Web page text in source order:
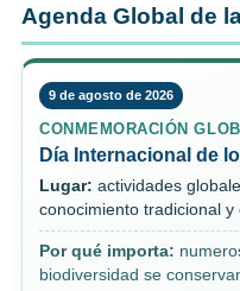
Agenda Global de
9 de agosto de 2026
CONMEMORACIÓN
Día Internacional de
Lugar: actividades
conocimiento tradicional y
Por qué importa:
biodiversidad se